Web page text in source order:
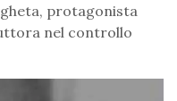
protagonista
nel controllo